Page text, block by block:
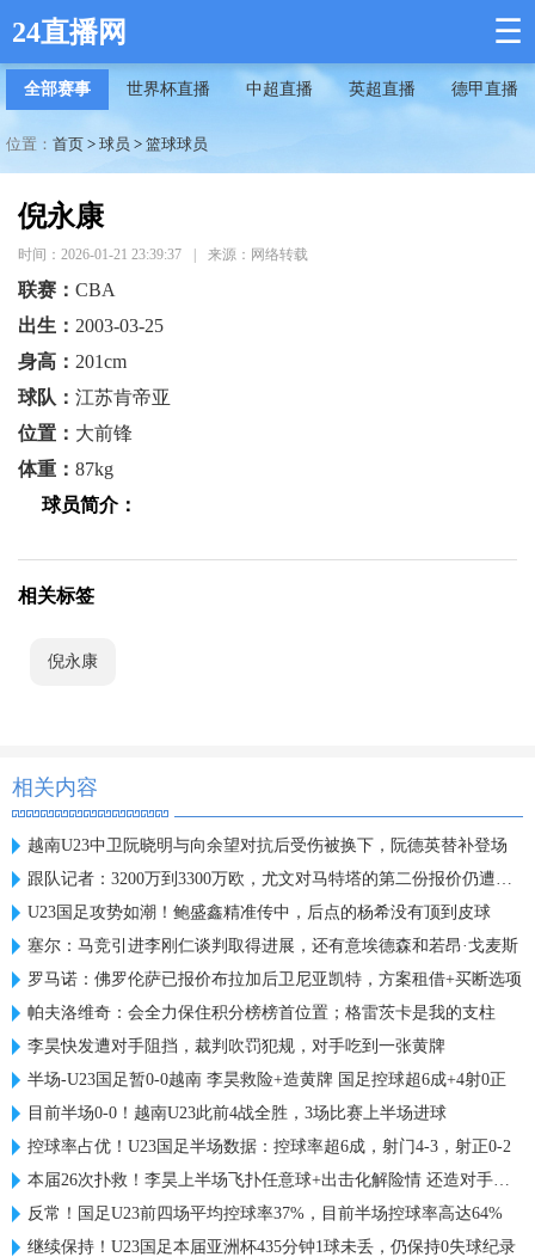
24直播网 ☰
全部赛事 世界杯直播 中超直播 英超直播 德甲直播
位置： 首页 > 球员 > 篮球球员
倪永康
时间：2026-01-21 23:39:37 来源：网络转载
联赛： CBA
出生： 2003-03-25
身高： 201cm
球队： 江苏肯帝亚
位置： 大前锋
体重： 87kg
球员简介：
相关标签
倪永康
相关内容
越南U23中卫阮晓明与向余望对抗后受伤被换下，阮德英替补登场
跟队记者：3200万到3300万欧，尤文对马特塔的第二份报价仍遭拒绝
U23国足攻势如潮！鲍盛鑫精准传中，后点的杨希没有顶到皮球
塞尔：马竞引进李刚仁谈判取得进展，还有意埃德森和若昂·戈麦斯
罗马诺：佛罗伦萨已报价布拉加后卫尼亚凯特，方案租借+买断选项
帕夫洛维奇：会全力保住积分榜榜首位置；格雷茨卡是我的支柱
李昊快发遭对手阻挡，裁判吹罚犯规，对手吃到一张黄牌
半场-U23国足暂0-0越南 李昊救险+造黄牌 国足控球超6成+4射0正
目前半场0-0！越南U23此前4战全胜，3场比赛上半场进球
控球率占优！U23国足半场数据：控球率超6成，射门4-3，射正0-2
本届26次扑救！李昊上半场飞扑任意球+出击化解险情 还造对手一黄
反常！国足U23前四场平均控球率37%，目前半场控球率高达64%
继续保持！U23国足本届亚洲杯435分钟1球未丢，仍保持0失球纪录